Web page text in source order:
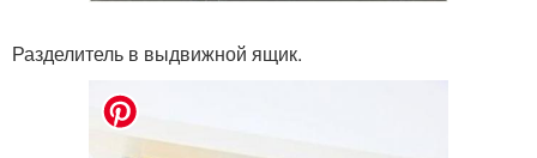
Разделитель в выдвижной ящик.